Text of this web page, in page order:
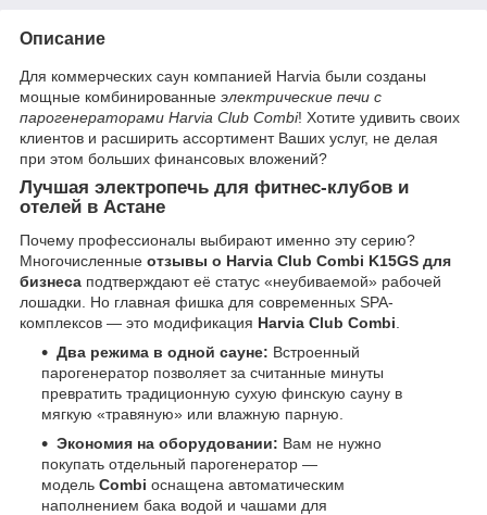
Описание
Для коммерческих саун компанией Harvia были созданы
мощные комбинированные электрические печи с
парогенераторами Harvia Club Combi! Хотите удивить своих
клиентов и расширить ассортимент Ваших услуг, не делая
при этом больших финансовых вложений?
Лучшая электропечь для фитнес-клубов и
отелей в Астане
Почему профессионалы выбирают именно эту серию?
Многочисленные отзывы о Harvia Club Combi K15GS для
бизнеса подтверждают её статус «неубиваемой» рабочей
лошадки. Но главная фишка для современных SPA-
комплексов — это модификация Harvia Club Combi
Два режима в одной сауне: Встроенный
парогенератор позволяет за считанные минуты
превратить традиционную сухую финскую сауну в
мягкую «травяную» или влажную парную.
Экономия на оборудовании: Вам не нужно
покупать отдельный парогенератор —
модель Combi оснащена автоматическим
наполнением бака водой и чашами для